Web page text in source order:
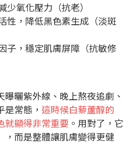
少氧化壓力（抗老）
性，降低黑色素生成（淡斑
子，穩定肌膚屏障（抗敏修
曬紫外線、晚上熬夜追劇、
常態， 這時候白藜蘆醇的
就顯得非常重要 。用對了，它
，而是整體讓肌膚變得更健